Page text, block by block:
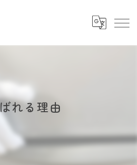
れる理由